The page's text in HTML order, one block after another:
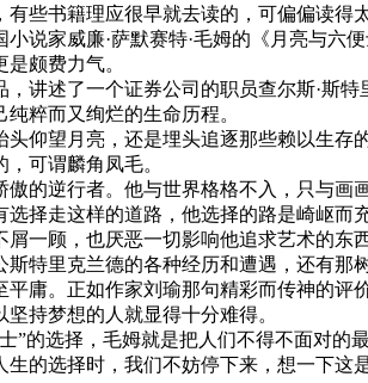
些书籍理应很早就去读的，可偏偏读得太
说家威廉·萨默赛特·毛姆的《月亮与
颇费力气。
，讲述了一个证券公司的职员查尔斯·斯
粹而又绚烂的生命历程。
仰望月亮，还是埋头追逐那些赖以生
可谓麟角凤毛。
的逆行者。他与世界格格不入，只与
择走这样的道路，他选择的路是崎岖
一顾，也厌恶一切影响他追求艺术的
特里克兰德的各种经历和遭遇，还有
庸。正如作家刘瑜那句精彩而传神的
持梦想的人就显得十分难得。
”的选择，毛姆就是把人们不得不面对
的选择时，我们不妨停下来，想一下